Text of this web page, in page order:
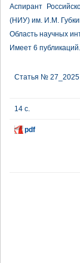
Аспирант
(НИУ) им. И.М.
Область научных
Имеет 6 публикаций.
Статья № 27_2025
14 с.
pdf